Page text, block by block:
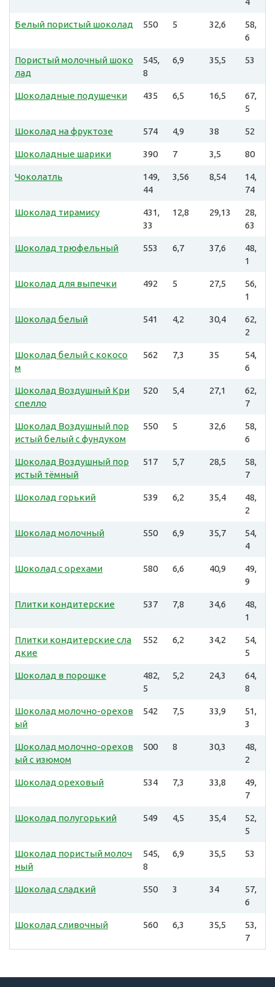
Белый пористый шоколад 550 5 32,6
58,
6
Пористый молочный шоко
лад
545,
8
6,9 35,5 53
Шоколадные подушечки 435 6,5 16,5
67,
5
Шоколад на фруктозе 574 4,9 38 52
Шоколадные шарики 390 7 3,5 80
Чоколатль
149,
44
3,56 8,54
14,
74
Шоколад тирамису
431,
33
12,8 29,13
28,
63
Шоколад трюфельный 553 6,7 37,6
48,
1
Шоколад для выпечки 492 5 27,5
56,
1
Шоколад белый 541 4,2 30,4
62,
2
Шоколад белый с кокосо
м
562 7,3 35
54,
6
Шоколад Воздушный Кри
спелло
520 5,4 27,1
62,
7
Шоколад Воздушный пор
истый белый с фундуком
550 5 32,6
58,
6
Шоколад Воздушный пор
истый тёмный
517 5,7 28,5
58,
7
Шоколад горький 539 6,2 35,4
48,
2
Шоколад молочный 550 6,9 35,7
54,
4
Шоколад с орехами 580 6,6 40,9
49,
9
Плитки кондитерские 537 7,8 34,6
48,
1
Плитки кондитерские сла
дкие
552 6,2 34,2
54,
5
Шоколад в порошке
482,
5
5,2 24,3
64,
8
Шоколад молочно-орехов
ый
542 7,5 33,9
51,
3
Шоколад молочно-орехов
ый с изюмом
500 8 30,3
48,
2
Шоколад ореховый 534 7,3 33,8
49,
7
Шоколад полугорький 549 4,5 35,4
52,
5
Шоколад пористый молоч
ный
545,
8
6,9 35,5 53
Шоколад сладкий 550 3 34
57,
6
Шоколад сливочный 560 6,3 35,5
53,
7